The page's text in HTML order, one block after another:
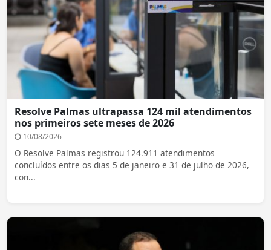
Resolve Palmas ultrapassa 124 mil atendimentos
nos primeiros sete meses de 2026
10/08/2026
O Resolve Palmas registrou 124.911 atendimentos
concluídos entre os dias 5 de janeiro e 31 de julho de 2026,
con...